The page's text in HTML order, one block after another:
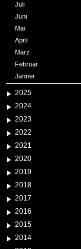
Juli
Juni
Mai
April
März
Februar
Jänner
2025
2024
2023
2022
2021
2020
2019
2018
2017
2016
2015
2014